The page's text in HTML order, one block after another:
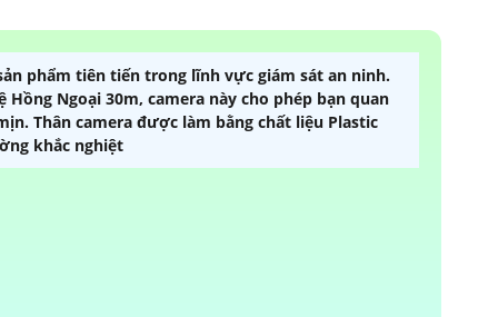
phẩm tiên tiến trong lĩnh vực giám sát an ninh.
Ngoại 30m, camera này cho phép bạn quan
Thân camera được làm bằng chất liệu Plastic
khắc nghiệt